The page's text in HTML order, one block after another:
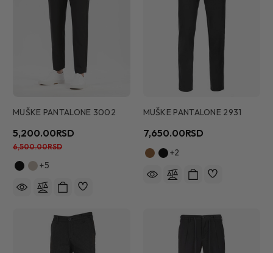
MUŠKE PANTALONE 3002
5,200.00RSD
6,500.00RSD
+5
MUŠKE PANTALONE 2931
7,650.00RSD
+2